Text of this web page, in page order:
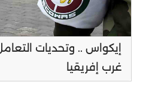
إيكواس .. وتحديات
غرب إفريقيا